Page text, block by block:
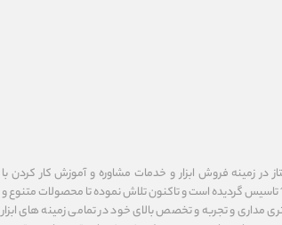
زمینه فروش ابزار و خدمات مشاوره و آموزش کار کردن با
ابزارآلات میباشد این مجموعه به صورت متمرکز درسال 1388 تاسیس گردیده است و تاکنون تلاش نموده تا محصولات متنوع و
مداری و تجربه و تخصص بالای خود در تمامی زمینه های ابزار